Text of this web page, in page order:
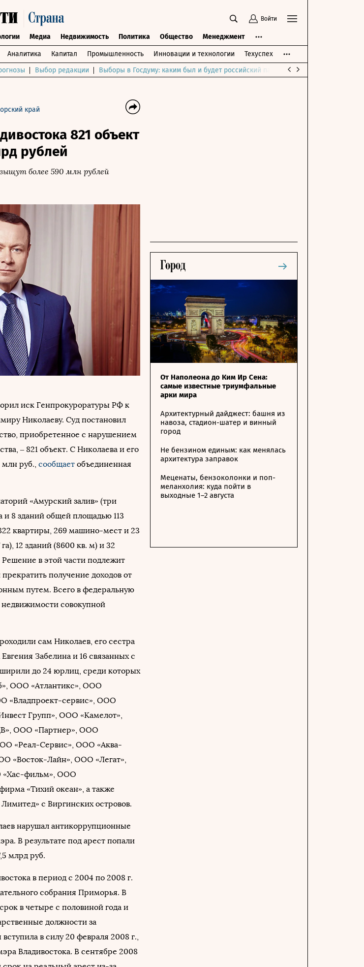
Войти
Медиа Недвижимость Политика Общество Менеджмент
Аналитика Капитал Промышленность Инновации и технологии Техуспех
Выбор редакции Выборы в Госдуму: каким был и будет российский парламент
край
821 объект
рублей
более 590 млн рублей
иск Генпрокуроратуры РФ к
Николаеву. Суд постановил
приобретенное с нарушением
– 821 объект. С Николаева и его
руб., сообщает объединенная
«Амурский залив» (три
и 8 зданий общей площадью 113
квартиры, 269 машино-мест и 23
12 зданий (8600 кв. м) и 32
в этой части подлежит
получение доходов от
путем. Всего в федеральную
недвижимости совокупной
сам Николаев, его сестра
Забелина и 16 связанных с
до 24 юрлиц, среди которых
ООО «Атлантикс», ООО
«Владпроект-сервис», ООО
Групп», ООО «Камелот»,
ООО «Партнер», ООО
«Реал-Сервис», ООО «Аква-
«Восток-Лайн», ООО «Легат»,
фильм», ООО
«Тихий океан», а также
с Виргинских островов.
нарушал антикоррупционные
В результате под арест попали
млрд руб.
в период с 2004 по 2008 г.
собрания Приморья. В
в четыре с половиной года и
должности за
в силу 20 февраля 2008 г.,
Владивостока. В сентябре 2008
От Наполеона до Ким Ир Сена:
самые известные триумфальные
арки мира
Архитектурный дайджест: башня из
навоза, стадион-шатер и винный
город
Не бензином единым: как менялась
архитектура заправок
Меценаты, бензоколонки и поп-
меланхолия: куда пойти в
выходные 1–2 августа